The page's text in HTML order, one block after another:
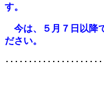
す。
今は、５月７日以降
ださい。
････････････････････